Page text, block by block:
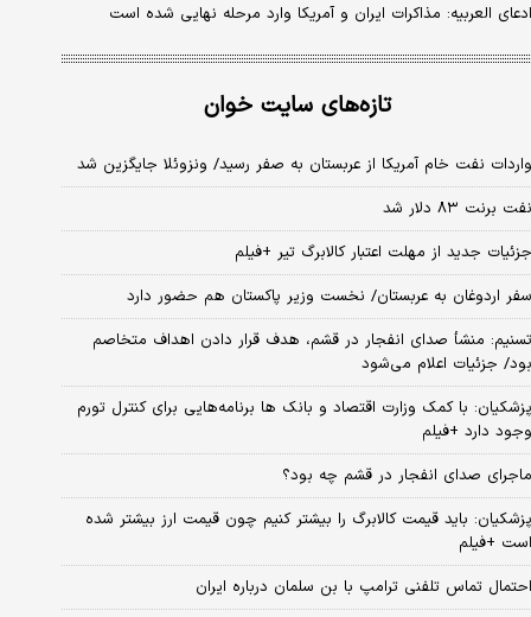
ادعای العربیه: مذاکرات ایران و آمریکا وارد مرحله نهایی شده است
تازه‌های سایت خوان
واردات نفت خام آمریکا از عربستان به صفر رسید/ ونزوئلا جایگزین شد
نفت برنت ۸۳ دلار شد
جزئیات جدید از مهلت اعتبار کالابرگ تیر +فیلم
سفر اردوغان به عربستان/ نخست وزیر پاکستان هم حضور دارد
تسنیم: منشأ صدای انفجار در قشم، هدف قرار دادن اهداف متخاصم
بود/ جزئیات اعلام می‌شود
پزشکیان: با کمک وزارت اقتصاد و بانک ها برنامه‌هایی برای کنترل تورم
وجود دارد +فیلم
ماجرای صدای انفجار در قشم چه بود؟
پزشکیان: باید قیمت کالابرگ را بیشتر کنیم چون قیمت ارز بیشتر شده
است +فیلم
احتمال تماس تلفنی ترامپ با بن سلمان درباره ایران